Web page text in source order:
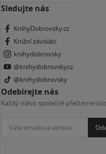
Sledujte nás
KnihyDobrovsky.cz
Knižní závisláci
knihydobrovsky
@knihydobrovskycz
@knihydobrovsky
Odebírejte nás
Každý měsíc společně přečteme